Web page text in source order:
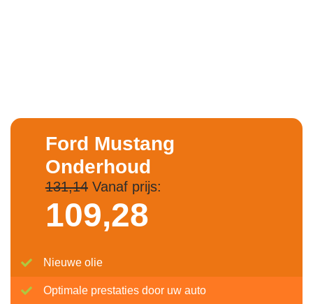
Ford Mustang
Onderhoud
131,14Vanaf prijs:
109,28
Nieuwe olie
Optimale prestaties door uw auto